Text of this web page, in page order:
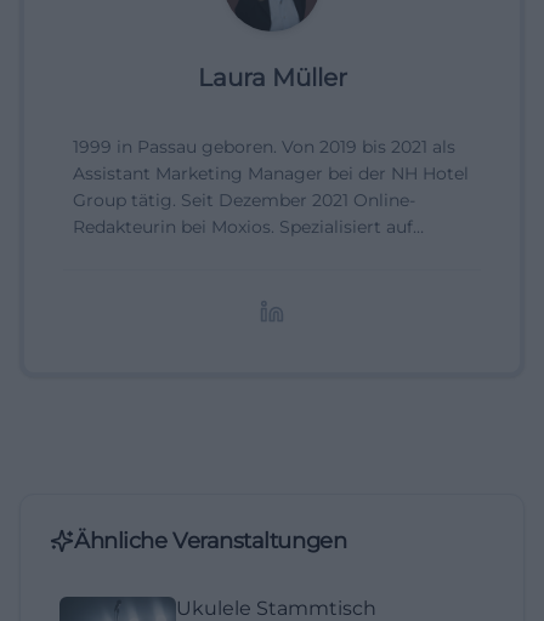
Laura Müller
1999 in Passau geboren. Von 2019 bis 2021 als
Assistant Marketing Manager bei der NH Hotel
Group tätig. Seit Dezember 2021 Online-
Redakteurin bei Moxios. Spezialisiert auf
Ähnliche Veranstaltungen
Ukulele Stammtisch